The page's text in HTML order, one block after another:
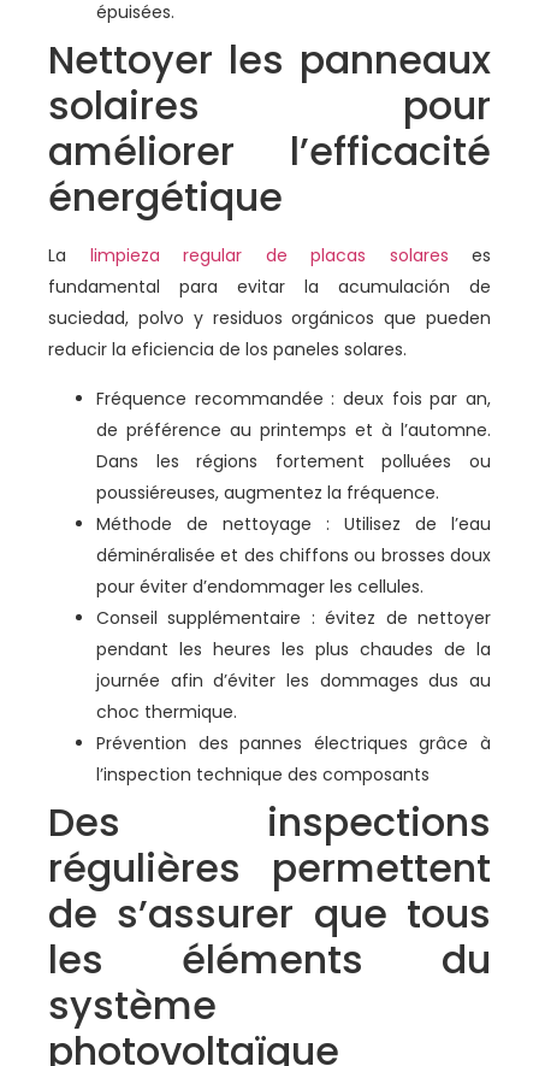
épuisées.
Nettoyer les panneaux
solaires pour
améliorer l’efficacité
énergétique
La limpieza regular de placas solares es
fundamental para evitar la acumulación de
suciedad, polvo y residuos orgánicos que pueden
reducir la eficiencia de los paneles solares.
Fréquence recommandée : deux fois par an,
de préférence au printemps et à l’automne.
Dans les régions fortement polluées ou
poussiéreuses, augmentez la fréquence.
Méthode de nettoyage : Utilisez de l’eau
déminéralisée et des chiffons ou brosses doux
pour éviter d’endommager les cellules.
Conseil supplémentaire : évitez de nettoyer
pendant les heures les plus chaudes de la
journée afin d’éviter les dommages dus au
choc thermique.
Prévention des pannes électriques grâce à
l’inspection technique des composants
Des inspections
régulières permettent
de s’assurer que tous
les éléments du
système
photovoltaïque